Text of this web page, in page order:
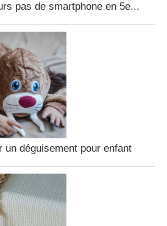
pas de smartphone en 5e...
un déguisement pour enfant